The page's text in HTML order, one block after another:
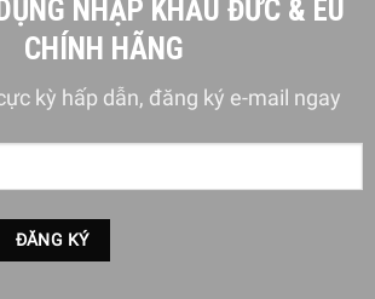
NHẬP KHẨU ĐỨC & EU
CHÍNH HÃNG
kỳ hấp dẫn, đăng ký e-mail ngay